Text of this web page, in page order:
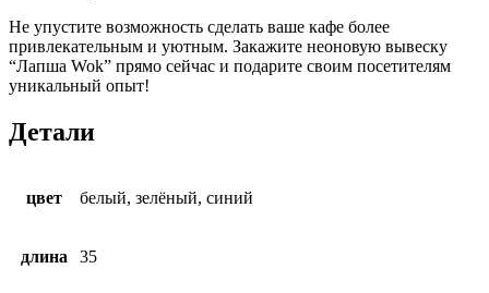
Не упустите возможность сделать ваше кафе более
привлекательным и уютным. Закажите неоновую вывеску
“Лапша Wok” прямо сейчас и подарите своим посетителям
уникальный опыт!
Детали
цвет белый, зелёный, синий
длина 35